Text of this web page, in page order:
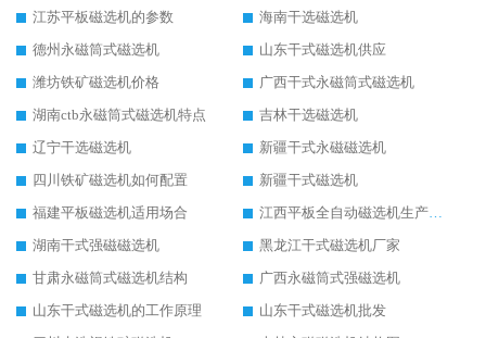
江苏平板磁选机的参数
海南干选磁选机
德州永磁筒式磁选机
山东干式磁选机供应
潍坊铁矿磁选机价格
广西干式永磁筒式磁选机
湖南ctb永磁筒式磁选机特点
吉林干选磁选机
辽宁干选磁选机
新疆干式永磁磁选机
四川铁矿磁选机如何配置
新疆干式磁选机
福建平板磁选机适用场合
江西平板全自动磁选机生产厂家
湖南干式强磁磁选机
黑龙江干式磁选机厂家
甘肃永磁筒式磁选机结构
广西永磁筒式强磁选机
山东干式磁选机的工作原理
山东干式磁选机批发